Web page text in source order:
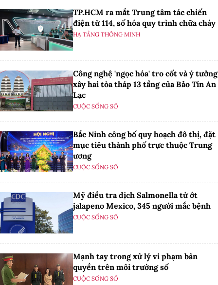
TP.HCM ra mắt Trung tâm tác chiến
điện tử 114, số hóa quy trình chữa cháy
HẠ TẦNG THÔNG MINH
Công nghệ 'ngọc hóa' tro cốt và ý tưởng
xây hai tòa tháp 13 tầng của Bảo Tín An
Lạc
CUỘC SỐNG SỐ
Bắc Ninh công bố quy hoạch đô thị, đặt
mục tiêu thành phố trực thuộc Trung
ương
CUỘC SỐNG SỐ
Mỹ điều tra dịch Salmonella từ ớt
jalapeno Mexico, 345 người mắc bệnh
CUỘC SỐNG SỐ
Mạnh tay trong xử lý vi phạm bản
quyền trên môi trường số
CUỘC SỐNG SỐ